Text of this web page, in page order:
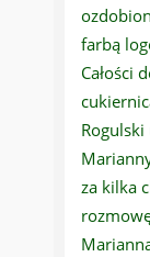
farbą
Całości
Rogulski
za kilka